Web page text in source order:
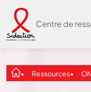
Centre de
Ressources